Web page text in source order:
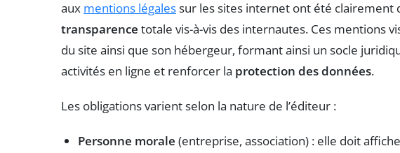
aux mentions légalessur les sites internet ont été clairement
transparence totale vis-à-vis des internautes. Ces mentions
du site ainsi que son hébergeur, formant ainsi un socle
activités en ligne et renforcer la protection des données.
Les obligations varient selon la nature de l’éditeur :
Personne morale (entreprise, association) : elle doit